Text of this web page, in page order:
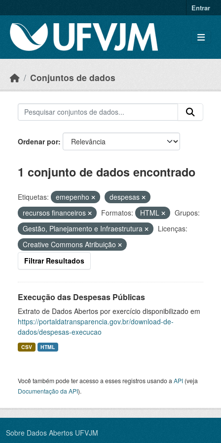
Entrar
Conjuntos de dados
Ordenar por
1 conjunto de dados encontrado
Etiquetas: emepenho
despesas
recursos financeiros
Formatos: HTML
Grupos:
Gestão, Planejamento e Infraestrutura
Licenças:
Creative Commons Atribuição
Filtrar Resultados
Execução das Despesas Públicas
Extrato de Dados Abertos por exercício disponibilizado em
https://portaldatransparencia.gov.br/download-de-
dados/despesas-execucao
CSV HTML
Você também pode ter acesso a esses registros usando a API (veja
Documentação da API).
Sobre Dados Abertos UFVJM